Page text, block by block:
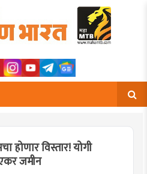
होणार विस्तार! योगी
जमीन